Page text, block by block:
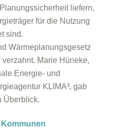
liefern,
für die Nutzung
sind.
Wärmeplanungsgesetz
Marie Hüneke,
Energie- und
KLIMA³, gab
Überblick.